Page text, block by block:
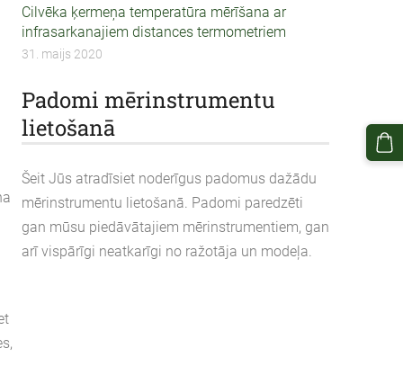
Cilvēka ķermeņa temperatūra mērīšana ar
infrasarkanajiem distances termometriem
31. maijs 2020
Padomi mērinstrumentu
lietošanā
Šeit Jūs atradīsiet noderīgus padomus dažādu
mērinstrumentu lietošanā. Padomi paredzēti
gan mūsu piedāvātajiem mērinstrumentiem, gan
arī vispārīgi neatkarīgi no ražotāja un modeļa.